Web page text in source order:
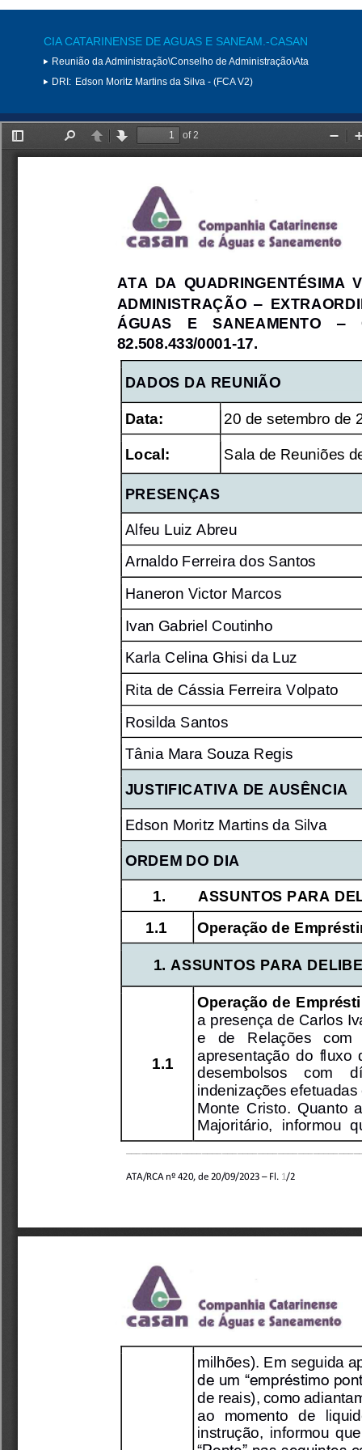
CIA CATARINENSE DE AGUAS E SANEAM.-CASAN
Reunião da Administração\Conselho de Administração\Ata
DRI: Edson Moritz Martins da Silva - (FCA V2)